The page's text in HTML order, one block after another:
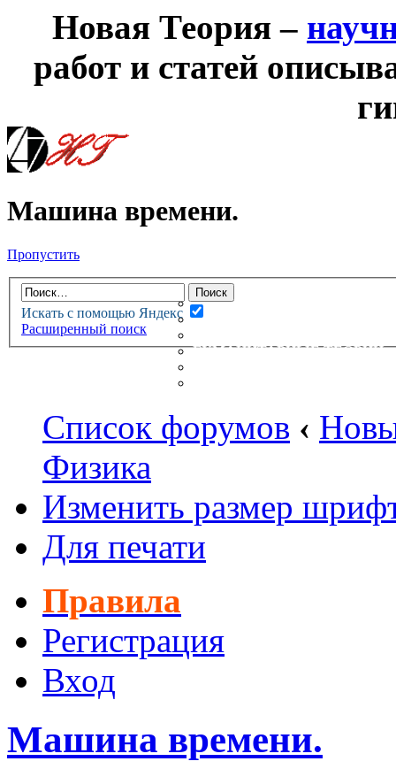
Новая Теория –
работ и статей
Машина времени.
Пропустить
Искать с помощью Яндекс
Расширенный поиск
НОВАЯ ТЕОРИЯФОРУМ
НОВЫЕ СООБЩЕНИЯ
НЕПРОЧИТАННЫЕ
ГУМАНИТАРНЫЕ ТЕОРИИ
Список форумов ‹
Физика
Изменить размер
Для печати
Правила
Регистрация
Вход
Машина времени.